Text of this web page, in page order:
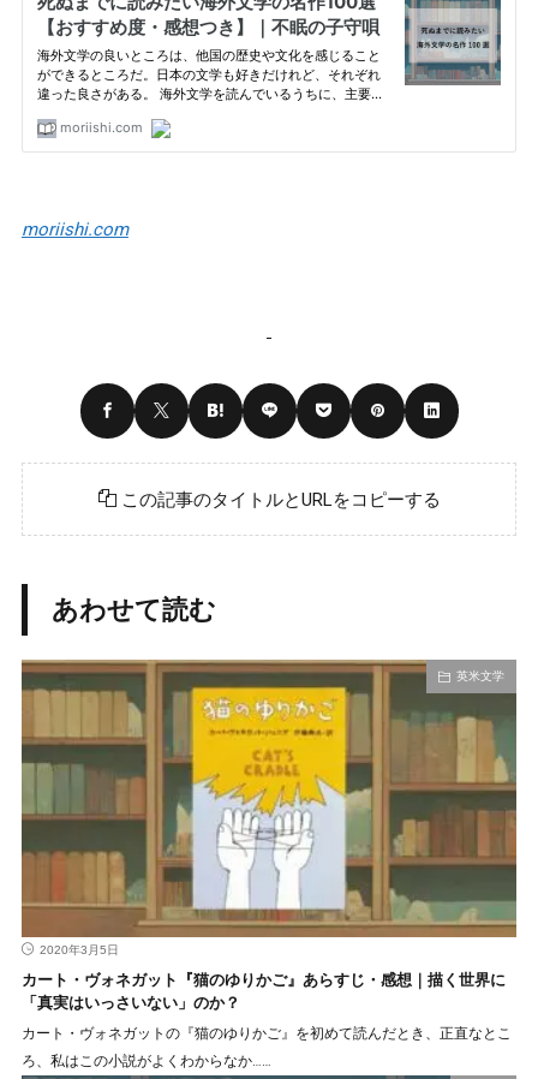
moriishi.com
この記事のタイトルとURLをコピーする
あわせて読む
英米文学
2020年3月5日
カート・ヴォネガット『猫のゆりかご』あらすじ・感想｜描く世界に
「真実はいっさいない」のか？
カート・ヴォネガットの『猫のゆりかご』を初めて読んだとき、正直なとこ
ろ、私はこの小説がよくわからなか……